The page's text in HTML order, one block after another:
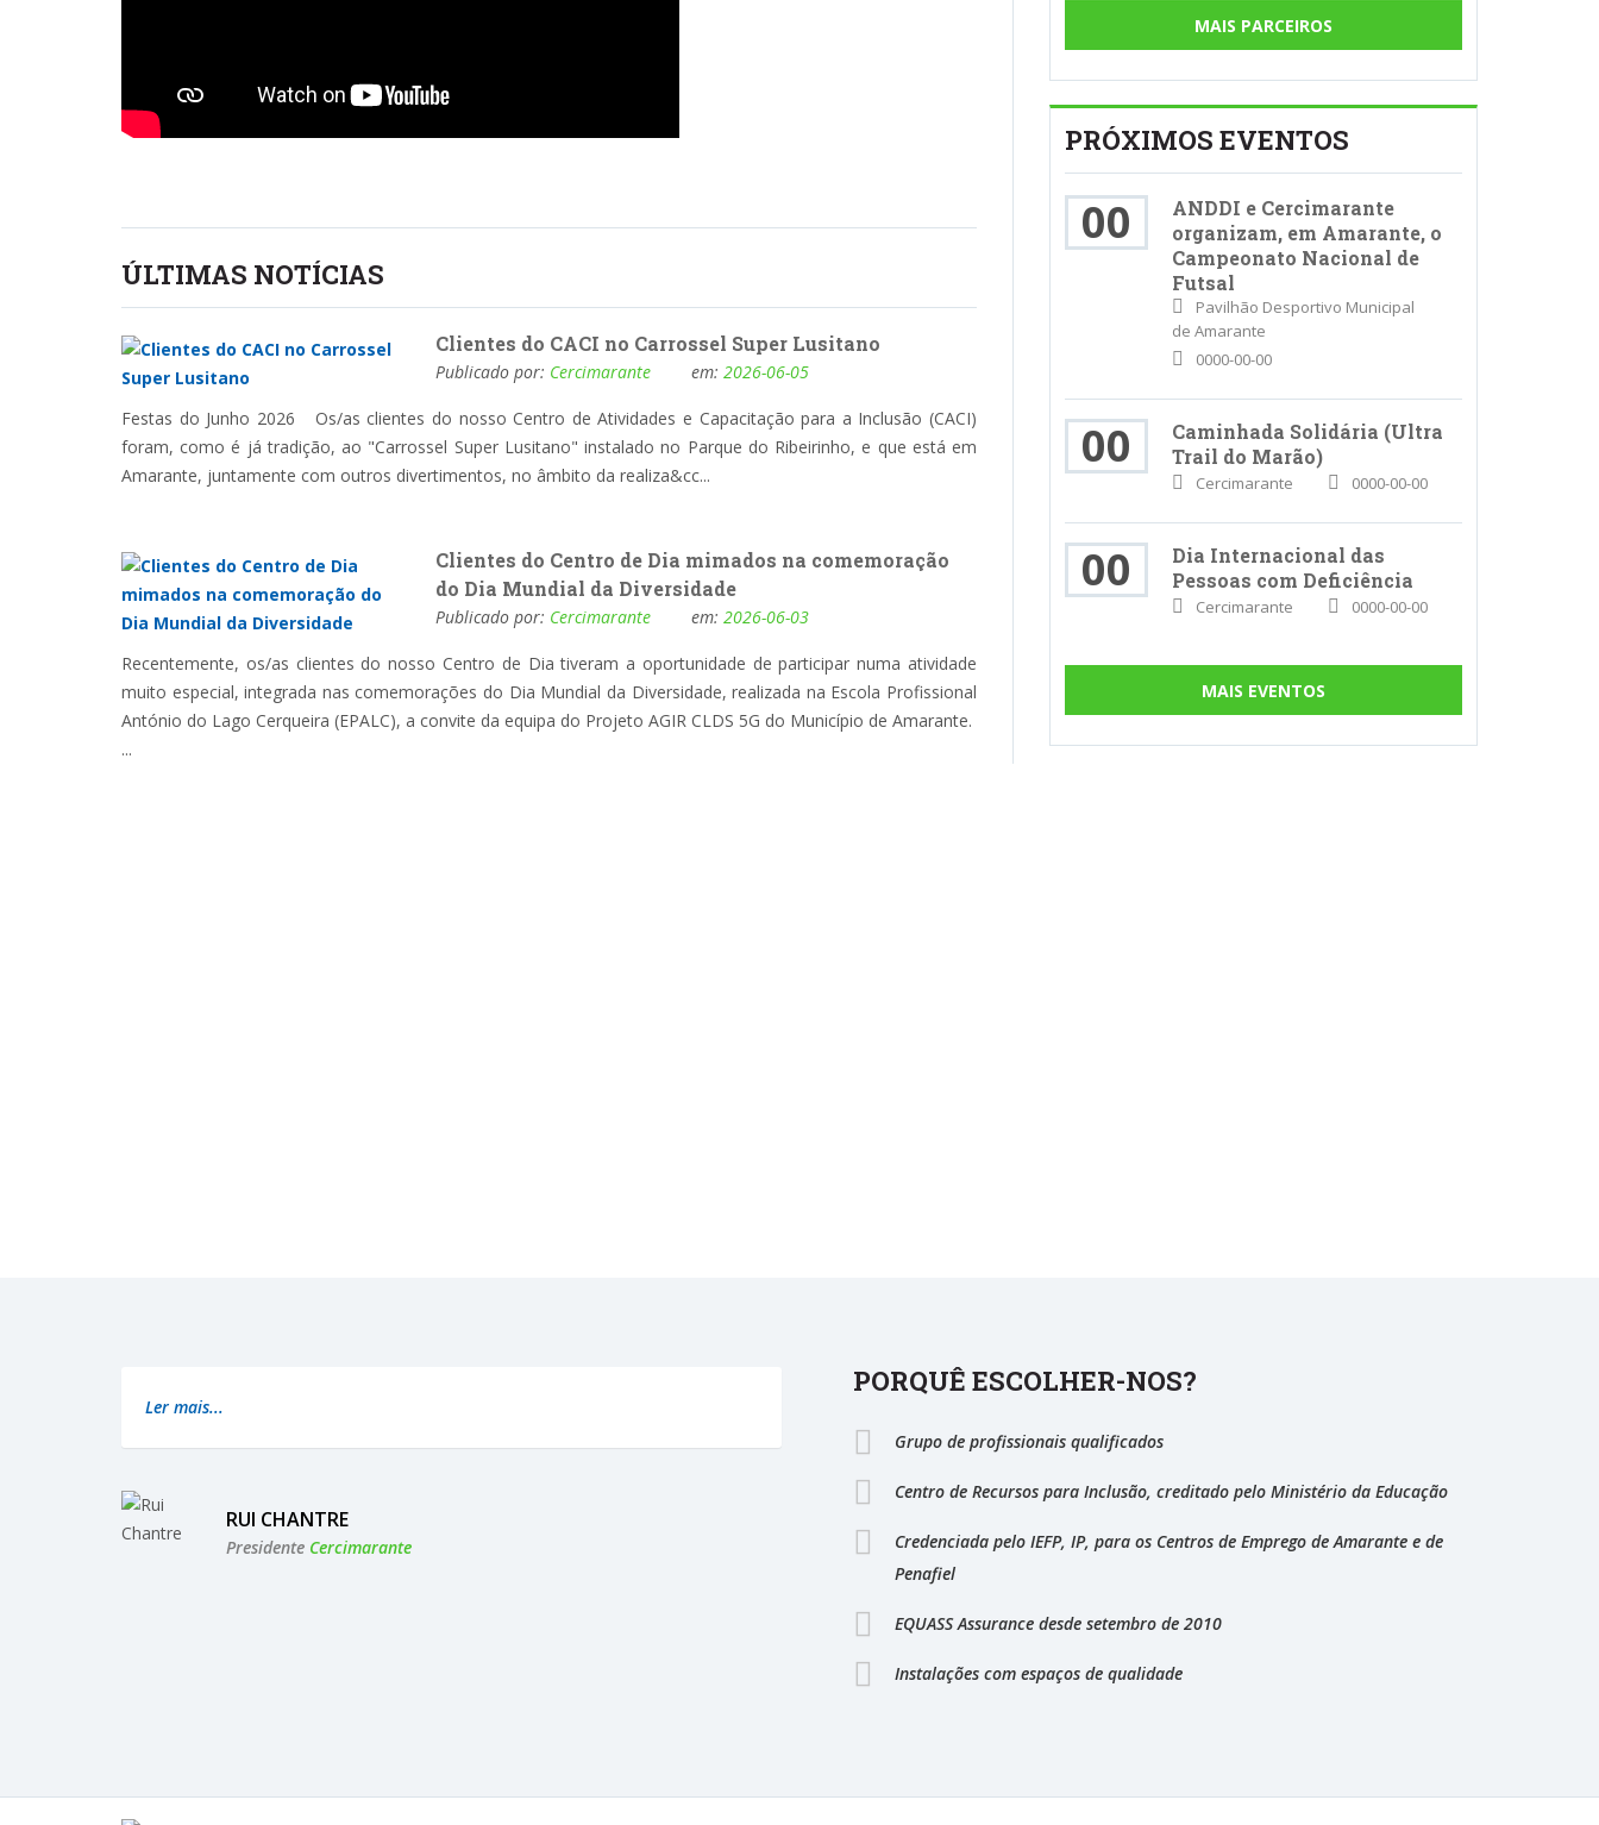
ÚLTIMAS NOTÍCIAS
Clientes do CACI no Carrossel Super Lusitano
Publicado por: Cercimarante em:2026-06-05
Festas do Junho 2026 Os/as clientes do nosso Centro de Atividades e Capacitação para a Inclusão (CACI)
foram, como é já tradição, ao "Carrossel Super Lusitano" instalado no Parque do Ribeirinho, e que está em
Amarante, juntamente com outros divertimentos, no âmbito da realiza&cc...
Clientes do Centro de Dia mimados na comemoração
do Dia Mundial da Diversidade
Publicado por: Cercimarante em:2026-06-03
Recentemente, os/as clientes do nosso Centro de Dia tiveram a oportunidade de participar numa atividade
muito especial, integrada nas comemorações do Dia Mundial da Diversidade, realizada na Escola Profissional
António do Lago Cerqueira (EPALC), a convite da equipa do Projeto AGIR CLDS 5G do Município de Amarante.
...
MAIS PARCEIROS
PRÓXIMOS EVENTOS
00
ANDDI e Cercimarante
organizam, em Amarante, o
Campeonato Nacional de
Futsal
Pavilhão Desportivo Municipal
de Amarante
0000-00-00
00
Caminhada Solidária (Ultra
Trail do Marão)
Cercimarante 0000-00-00
00
Dia Internacional das
Pessoas com Deficiência
Cercimarante 0000-00-00
MAIS EVENTOS
Ler mais...
RUI CHANTRE
Presidente Cercimarante
PORQUÊ ESCOLHER-NOS?
Grupo de profissionais qualificados
Centro de Recursos para Inclusão, creditado pelo Ministério da Educação
Credenciada pelo IEFP, IP, para os Centros de Emprego de Amarante e de
Penafiel
EQUASS Assurance desde setembro de 2010
Instalações com espaços de qualidade